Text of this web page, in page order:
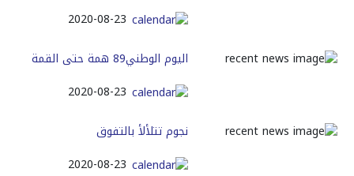
2020-08-23
اليوم‭ ‬الوطني‭ ‬89همة‭ ‬حتى‭ ‬القمة‭‬
2020-08-23
نجوم‭ ‬تتلألأ‭ ‬بالتفوق
2020-08-23